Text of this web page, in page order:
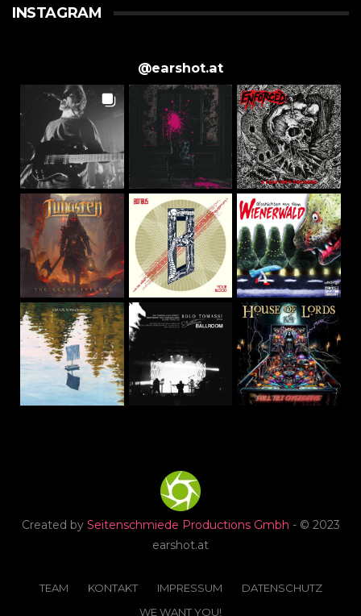
INSTAGRAM
@earshot.at
Created by Seitenschmiede Productions Gmbh - © 2023
earshot.at
TEAM KONTAKT IMPRESSUM
DATENSCHUTZ
WE WANT YOU!